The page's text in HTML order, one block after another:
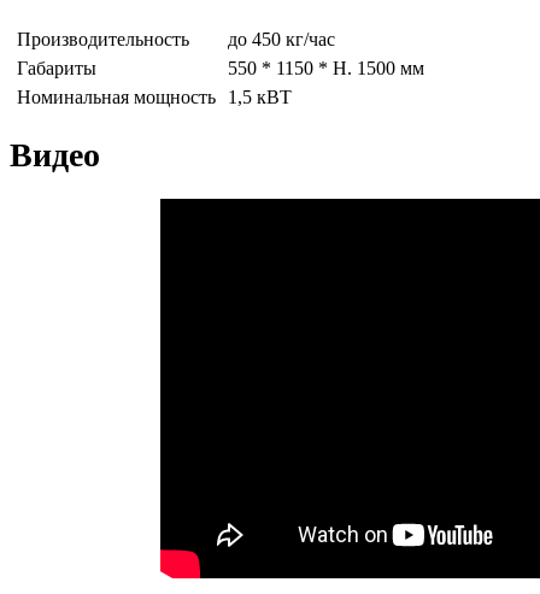
Производительность
до 450 кг/час
Габариты
550 * 1150 * H. 1500 мм
Номинальная мощность
1,5 кВТ
Видео